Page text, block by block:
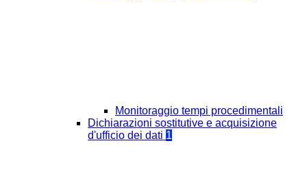
Monitoraggio tempi procedimentali
Dichiarazioni sostitutive e acquisizione
d'ufficio dei dati 1